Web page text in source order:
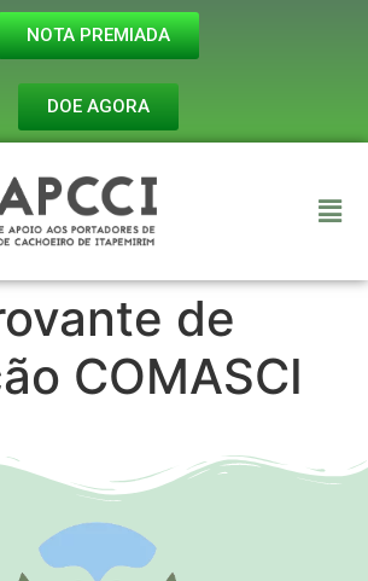
NOTA PREMIADA
DOE AGORA
de
COMASCI